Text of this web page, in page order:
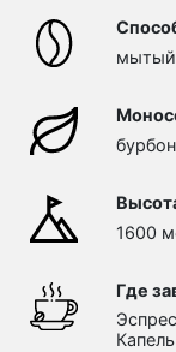
мытый
бурбон
1600
Где